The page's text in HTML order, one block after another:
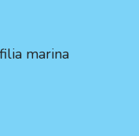
marina